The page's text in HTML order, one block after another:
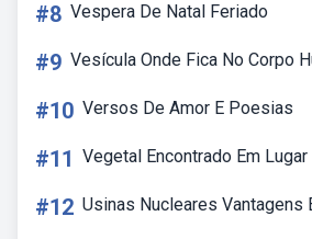
#8 Vespera De Natal Feriado
#9 Vesícula Onde Fica No Corpo
#10 Versos De Amor E Poesias
#11 Vegetal Encontrado Em Lugar
#12 Usinas Nucleares Vantagens